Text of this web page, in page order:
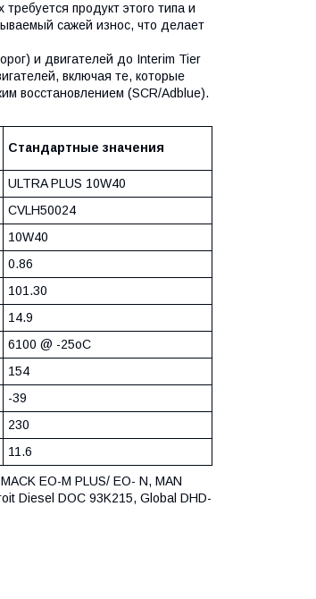
продукт этого типа и
сажей износ, что делает
и двигателей до Interim Tier
включая те, которые
восстановлением (SCR/Adblue).
Стандартные значения
ULTRA PLUS 10W40
CVLH50024
10W40
0.86
101.30
14.9
6100 @ -25oC
154
-39
230
11.6
EO-M PLUS/ EO- N, MAN
Diesel DOC 93K215, Global DHD-